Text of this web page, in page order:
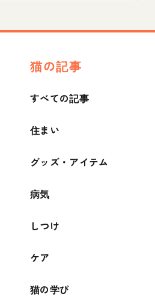
猫の記事
すべての記事
住まい
グッズ・アイテム
病気
しつけ
ケア
猫の学び